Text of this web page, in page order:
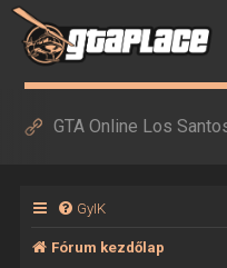
GTA Online Los
GyIK
Fórum kezdőlap